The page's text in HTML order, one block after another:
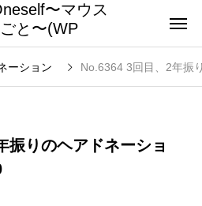
〜マウス
と〜(WP
ーション No.6364 3回目、2年振
振りのヘアドネーショ